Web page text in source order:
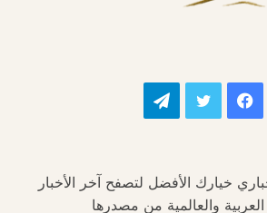
فيسبوك تويتر تيلقرام
خيارك الأفضل لتصفح آخر الأخبار
العربية والعالمية من مصدرها